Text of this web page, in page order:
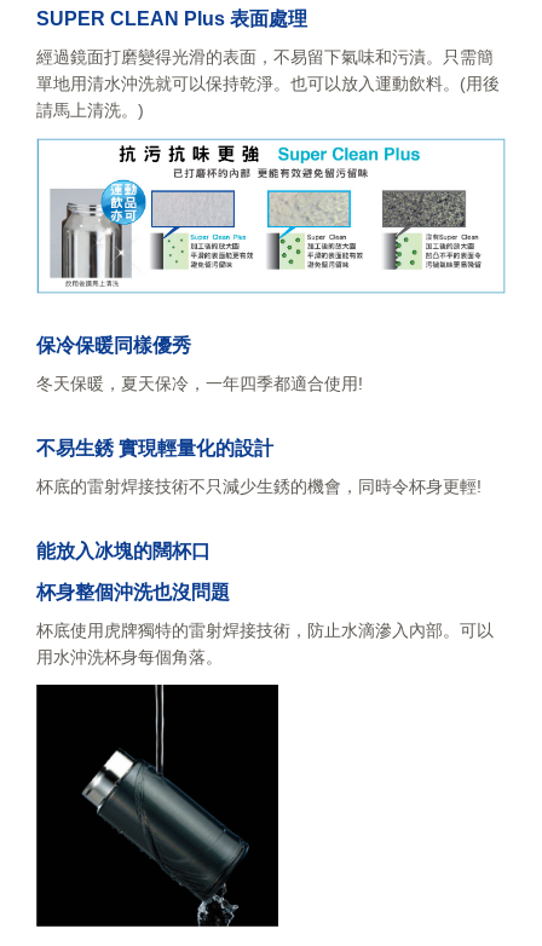
SUPER CLEAN Plus 表面處理
經過鏡面打磨變得光滑的表面，不易留下氣味和污漬。只需簡
單地用清水沖洗就可以保持乾淨。也可以放入運動飲料。(用後
請馬上清洗。)
保冷保暖同樣優秀
冬天保暖，夏天保冷，一年四季都適合使用!
不易生銹 實現輕量化的設計
杯底的雷射焊接技術不只減少生銹的機會，同時令杯身更輕!
能放入冰塊的闊杯口
杯身整個沖洗也沒問題
杯底使用虎牌獨特的雷射焊接技術，防止水滴滲入內部。可以
用水沖洗杯身每個角落。